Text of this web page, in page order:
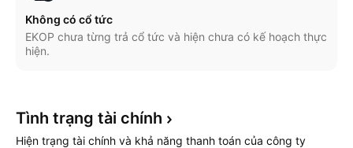
Không có cổ tức
EKOP chưa từng trả cổ tức và hiện chưa có kế hoạch thực
hiện.
Tình trạng tài chính
Hiện trạng tài chính và khả năng thanh toán của công ty